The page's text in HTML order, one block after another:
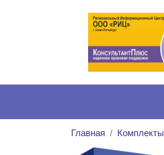
Главная Комплекты